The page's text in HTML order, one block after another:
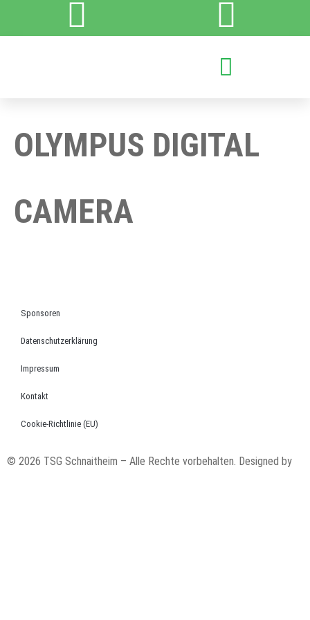
OLYMPUS DIGITAL
CAMERA
Sponsoren
Datenschutzerklärung
Impressum
Kontakt
Cookie-Richtlinie (EU)
© 2026 TSG Schnaitheim – Alle Rechte vorbehalten. Designed by